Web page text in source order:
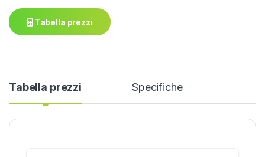
Tabella prezzi
Tabella prezzi Specifiche